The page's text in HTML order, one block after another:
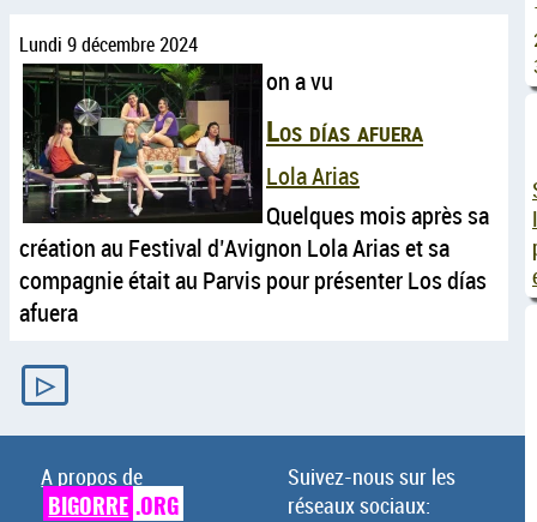
Lundi 9 décembre 2024
on a vu
Los días afuera
Lola Arias
Quelques mois après sa
création au Festival d’Avignon Lola Arias et sa
compagnie était au Parvis pour présenter Los días
afuera
▷
A propos de
BIGORRE .ORG
Suivez-nous sur les
réseaux sociaux: